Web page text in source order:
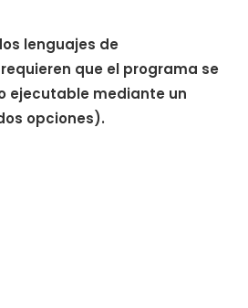
lenguajes de
que el programa se
ejecutable mediante un
opciones).